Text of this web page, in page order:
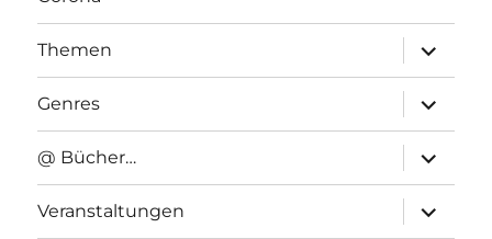
Themen
anzeigen
Genres
anzeigen
@ Bücher…
anzeigen
Veranstaltungen
anzeigen